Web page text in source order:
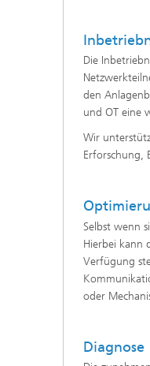
Die
den
und OT eine
Wir
Erforschung,
Selbst wenn
Hierbei kann
Verfügung
oder
Diagnose